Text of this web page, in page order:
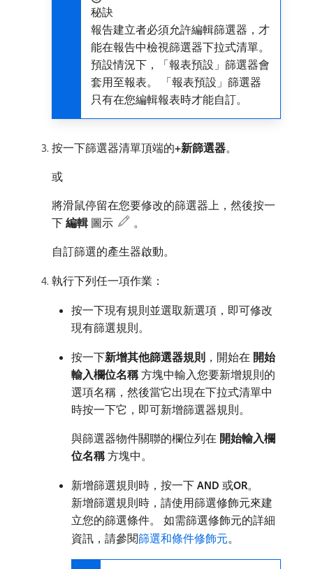
秘訣
報告建立者必須允許編輯篩選器，才
能在報告中檢視篩選器下拉式清單。
預設情況下，「報表預設」篩選器會
套用至報表。 「報表預設」篩選器
只有在您編輯報表時才能自訂。
按一下篩選器清單頂端的​+新篩選器。
或
將滑鼠停留在您要修改的篩選器上，然後按一
下​ 編輯​圖示 。
自訂篩選的產生器啟動。
執行下列任一項作業：
按一下現有規則並選取新選項，即可修改
現有篩選規則。
按一下​新增其他篩選器規則 ，開始在​ 開始
輸入欄位名稱​方塊中輸入您要新增規則的
選項名稱，然後當它出現在下拉式清單中
時按一下它，即可新增篩選器規則。
與篩選器物件關聯的欄位列在​ 開始輸入欄
位名稱​方塊中。
新增篩選規則時，按一下​ AND ​或​OR。
新增篩選規則時，請使用篩選修飾元來建
立您的篩選條件。 如需篩選修飾元的詳細
資訊，請參閱篩選和條件修飾元。